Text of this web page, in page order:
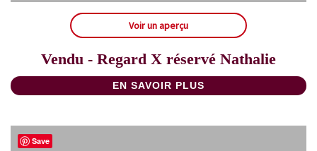
Voir un aperçu
Vendu - Regard X réservé Nathalie
EN SAVOIR PLUS
Save